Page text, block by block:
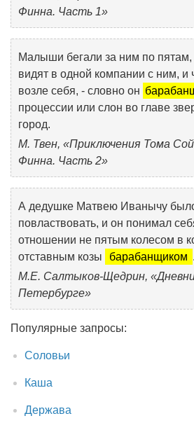
Финна. Часть 1»
Малыши бегали за ним по пятам,
видят в одной компании с ним, и
возле себя, - словно он
процессии или слон во главе
город.
М. Твен, «Приключения Тома
Финна. Часть 2»
А дедушке Матвею Иванычу
повластвовать, и он понимал
отношении не пятым колесом в
отставным козы
барабанщиком .
М.Е. Салтыков-Щедрин,
Петербурге»
Популярные запросы:
Соловьи
Каша
Держава